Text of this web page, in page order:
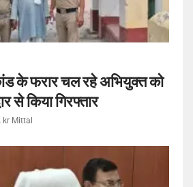
के फरार चल रहे अभियुक्त को
से किया गिरफ्तार
kr Mittal